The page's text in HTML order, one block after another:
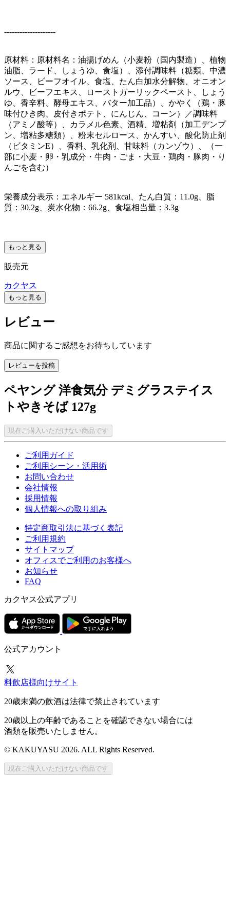
--------------------
原材料：原材料名：油揚げめん（小麦粉（国内製造）、植物
油脂、ラード、しょうゆ、食塩）、添付調味料（糖類、中濃
ソース、ビーフオイル、食塩、たん白加水分解物、オニオン
ルウ、ビーフエキス、ローストガーリックペースト、しょう
ゆ、香辛料、酵母エキス、バター加工品）、かやく（鶏・豚
味付ひき肉、皮付きポテト、にんじん、コーン）／調味料
（アミノ酸等）、カラメル色素、酒精、増粘剤（加工デンプ
ン、増粘多糖類）、粉末セルロース、かんすい、酸化防止剤
（ビタミンE）、香料、乳化剤、甘味料（カンゾウ）、（一
部に小麦・卵・乳成分・牛肉・ごま・大豆・鶏肉・豚肉・り
んごを含む）
栄養成分表示：エネルギー 581kcal、たん白質：11.0g、脂
質：30.2g、炭水化物：66.2g、食塩相当量：3.3g
もっと見る
販売元
カクヤス
もっと見る
レビュー
商品に関するご感想をお待ちしています
レビューを投稿
ペヤング 洋食気分 デミグラステイス
トやきそば 127g
現在ご購入いただけない商品です
ご利用ガイド
ご利用シーン・活用術
お問い合わせ
会社情報
採用情報
個人情報への取り組み
特定商取引法に基づく表記
ご利用規約
サイトマップ
オフィスでご利用のお客様へ
お知らせ
FAQ
カクヤス公式アプリ
公式アカウント
料飲店様向けサイト
20歳未満の飲酒は法律で禁止されています
20歳以上の年齢であることを確認できない場合には
酒類を販売いたしません。
© KAKUYASU 2026. ALL Rights Reserved.
現在ご購入いただけない商品です